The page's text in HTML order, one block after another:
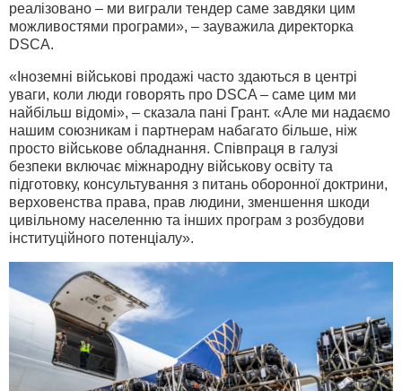
реалізовано – ми виграли тендер саме завдяки цим
можливостями програми», – зауважила директорка
DSCA.
«Іноземні військові продажі часто здаються в центрі
уваги, коли люди говорять про DSCA – саме цим ми
найбільш відомі», – сказала пані Грант. «Але ми надаємо
нашим союзникам і партнерам набагато більше, ніж
просто військове обладнання. Співпраця в галузі
безпеки включає міжнародну військову освіту та
підготовку, консультування з питань оборонної доктрини,
верховенства права, прав людини, зменшення шкоди
цивільному населенню та інших програм з розбудови
інституційного потенціалу».